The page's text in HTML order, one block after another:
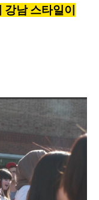
강남 스타일이